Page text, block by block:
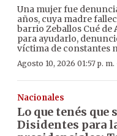
Una mujer fue
años, cuya madre
barrio Zeballos Cué de
para ayudarlo,
víctima de constantes
Agosto 10, 2026 01:57 p. m.
Nacionales
Lo que tenés que
Disidentes para